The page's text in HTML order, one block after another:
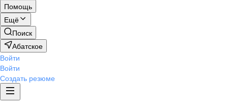
Помощь
Ещё
Поиск
Абатское
Войти
Войти
Создать резюме